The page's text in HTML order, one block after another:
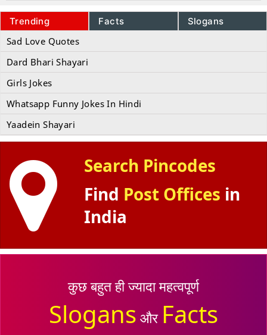
Trending Facts Slogans
Sad Love Quotes
Dard Bhari Shayari
Girls Jokes
Whatsapp Funny Jokes In Hindi
Yaadein Shayari
Search Pincodes
Find Post Offices in
India
कुछ बहुत ही ज्यादा महत्वपूर्ण
Slogans और Facts